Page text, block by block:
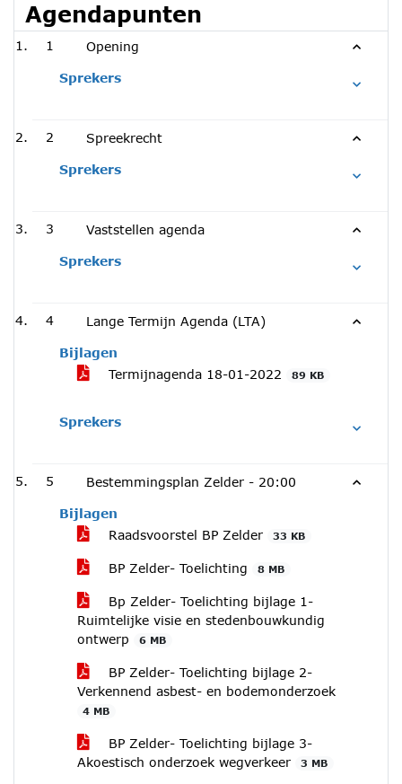
Agendapunten
1 Opening
Sprekers
2 Spreekrecht
Sprekers
3 Vaststellen agenda
Sprekers
4 Lange Termijn Agenda (LTA)
Bijlagen
Termijnagenda 18-01-2022
89 KB
Sprekers
5 Bestemmingsplan Zelder - 20:00
Bijlagen
Raadsvoorstel BP Zelder
33 KB
BP Zelder- Toelichting 8 MB
Bp Zelder- Toelichting bijlage 1-
Ruimtelijke visie en stedenbouwkundig
ontwerp
6 MB
BP Zelder- Toelichting bijlage 2-
Verkennend asbest- en bodemonderzoek
4 MB
BP Zelder- Toelichting bijlage 3-
Akoestisch onderzoek wegverkeer
3 MB